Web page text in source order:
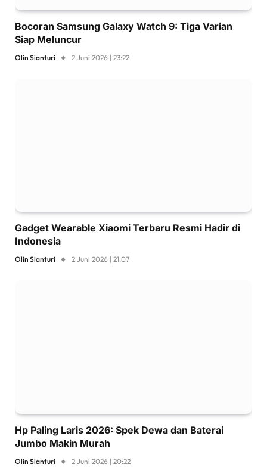
Bocoran Samsung Galaxy Watch 9: Tiga Varian
Siap Meluncur
Olin Sianturi 2 Juni 2026 | 23:22
Gadget Wearable Xiaomi Terbaru Resmi Hadir di
Indonesia
Olin Sianturi 2 Juni 2026 | 21:07
Hp Paling Laris 2026: Spek Dewa dan Baterai
Jumbo Makin Murah
Olin Sianturi 2 Juni 2026 | 20:22